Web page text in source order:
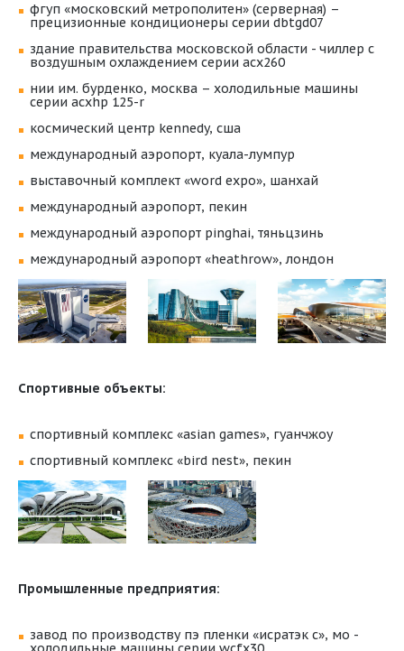
фгуп «московский метрополитен» (серверная) –
прецизионные кондиционеры серии dbtgd07
здание правительства московской области - чиллер с
воздушным охлаждением серии acx260
нии им. бурденко, москва – холодильные машины
серии acxhp 125-r
космический центр kennedy, сша
международный аэропорт, куала-лумпур
выставочный комплект «word expo», шанхай
международный аэропорт, пекин
международный аэропорт pinghai, тяньцзинь
международный аэропорт «heathrow», лондон
Спортивные объекты:
спортивный комплекс «asian games», гуанчжоу
спортивный комплекс «bird nest», пекин
Промышленные предприятия:
завод по производству пэ пленки «исратэк с», мо -